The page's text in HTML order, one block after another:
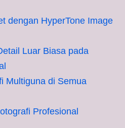
dengan HyperTone Image
Luar Biasa pada
Multiguna di Semua
Profesional